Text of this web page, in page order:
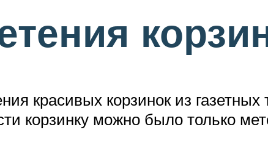
красивых корзинок из
корзинку можно было только